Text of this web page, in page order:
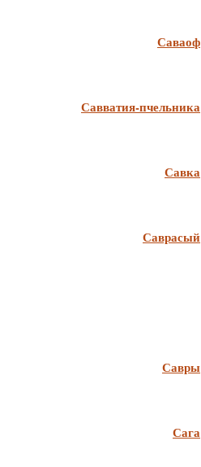
Саваоф
Савватия-пчельника
Савка
Саврасый
Савры
Сага